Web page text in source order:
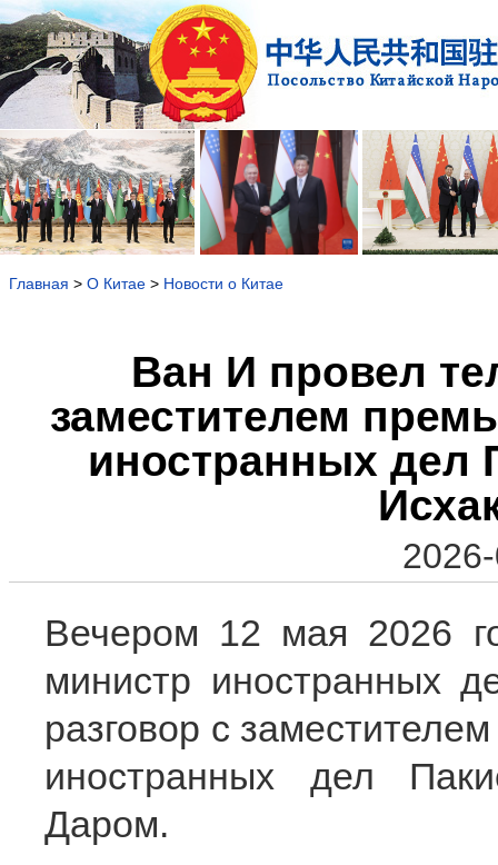
Главная > О Китае > Новости о Китае
Ван И провел
заместителем
иностранных дел
Вечером 12 мая 2026
министр иностранных
разговор с
иностранных дел
Даром.